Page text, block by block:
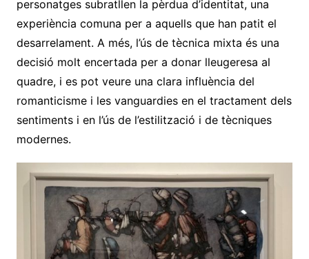
personatges subratllen la pèrdua d’identitat, una
experiència comuna per a aquells que han patit el
desarrelament. A més, l’ús de tècnica mixta és una
decisió molt encertada per a donar lleugeresa al
quadre, i es pot veure una clara influència del
romanticisme i les vanguardies en el tractament dels
sentiments i en l’ús de l’estilització i de tècniques
modernes.